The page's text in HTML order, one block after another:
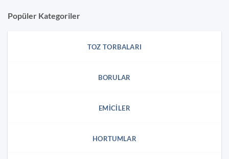
Popüler Kategoriler
TOZ TORBALARI
BORULAR
EMICILER
HORTUMLAR